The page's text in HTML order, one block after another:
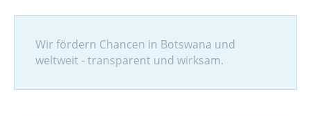
Wir fördern Chancen in Botswana und
weltweit - transparent und wirksam.